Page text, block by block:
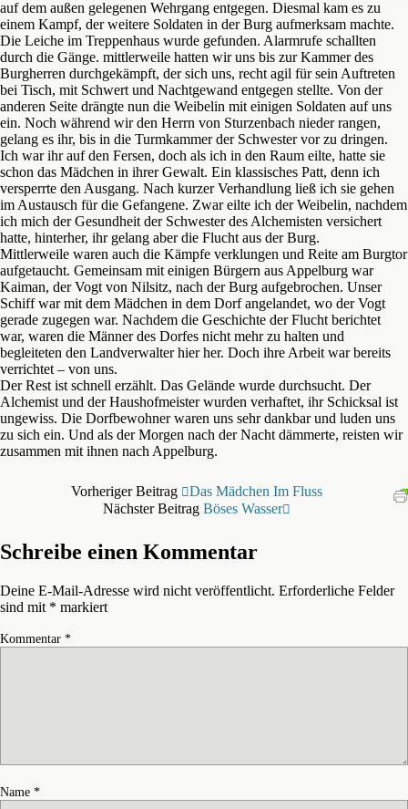
auf dem außen gelegenen Wehrgang entgegen. Diesmal kam es zu
einem Kampf, der weitere Soldaten in der Burg aufmerksam machte.
Die Leiche im Treppenhaus wurde gefunden. Alarmrufe schallten
durch die Gänge. mittlerweile hatten wir uns bis zur Kammer des
Burgherren durchgekämpft, der sich uns, recht agil für sein Auftreten
bei Tisch, mit Schwert und Nachtgewand entgegen stellte. Von der
anderen Seite drängte nun die Weibelin mit einigen Soldaten auf uns
ein. Noch während wir den Herrn von Sturzenbach nieder rangen,
gelang es ihr, bis in die Turmkammer der Schwester vor zu dringen.
Ich war ihr auf den Fersen, doch als ich in den Raum eilte, hatte sie
schon das Mädchen in ihrer Gewalt. Ein klassisches Patt, denn ich
versperrte den Ausgang. Nach kurzer Verhandlung ließ ich sie gehen
im Austausch für die Gefangene. Zwar eilte ich der Weibelin, nachdem
ich mich der Gesundheit der Schwester des Alchemisten versichert
hatte, hinterher, ihr gelang aber die Flucht aus der Burg.
Mittlerweile waren auch die Kämpfe verklungen und Reite am Burgtor
aufgetaucht. Gemeinsam mit einigen Bürgern aus Appelburg war
Kaiman, der Vogt von Nilsitz, nach der Burg aufgebrochen. Unser
Schiff war mit dem Mädchen in dem Dorf angelandet, wo der Vogt
gerade zugegen war. Nachdem die Geschichte der Flucht berichtet
war, waren die Männer des Dorfes nicht mehr zu halten und
begleiteten den Landverwalter hier her. Doch ihre Arbeit war bereits
verrichtet – von uns.
Der Rest ist schnell erzählt. Das Gelände wurde durchsucht. Der
Alchemist und der Haushofmeister wurden verhaftet, ihr Schicksal ist
ungewiss. Die Dorfbewohner waren uns sehr dankbar und luden uns
zu sich ein. Und als der Morgen nach der Nacht dämmerte, reisten wir
zusammen mit ihnen nach Appelburg.
Vorheriger Beitrag
Das Mädchen Im Fluss
Nächster Beitrag Böses Wasser
Schreibe einen Kommentar
Deine E-Mail-Adresse wird nicht veröffentlicht. Erforderliche Felder
sind mit * markiert
Kommentar *
Name *